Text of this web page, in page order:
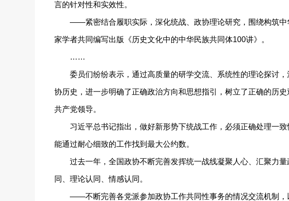
言的针对性和实效性。
——紧密结合履职实际，深化统战、政协理论研究，围绕构筑中
家学者共同编写出版《历史文化中的中华民族共同体100讲》。
……
委员们纷纷表示，通过高质量的研学交流、系统性的理论探讨，
协历史，进一步明确了正确政治方向和思想指引，树立了正确的历
共产党领导。
习近平总书记指出，做好新形势下统战工作，必须正确处理一致
能通过耐心细致的工作找到最大公约数。
过去一年，全国政协不断完善发挥统一战线凝聚人心、汇聚力量
同、理论认同、情感认同。
——不断完善各党派参加政协工作共同性事务的情况交流机制，